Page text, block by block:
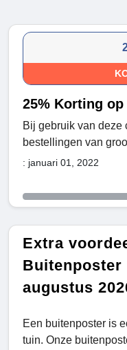
25% Korting
Bij gebruik van deze
bestellingen van
: januari 01, 2022
Extra
augustus
Een buitenposter is
tuin. Onze